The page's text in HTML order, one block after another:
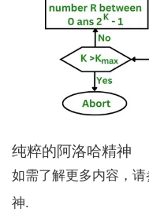
纯粹的阿洛哈精神
如需了解更多内容，
神.